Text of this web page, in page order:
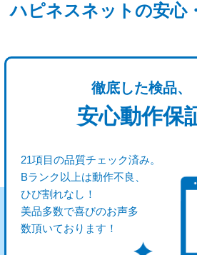
ハピネスネットの安心
徹底した検品、
安心動作保
21項目の品質チェック済み。
Bランク以上は動作不良、
ひび割れなし！
美品多数で喜びのお声多
数頂いております！